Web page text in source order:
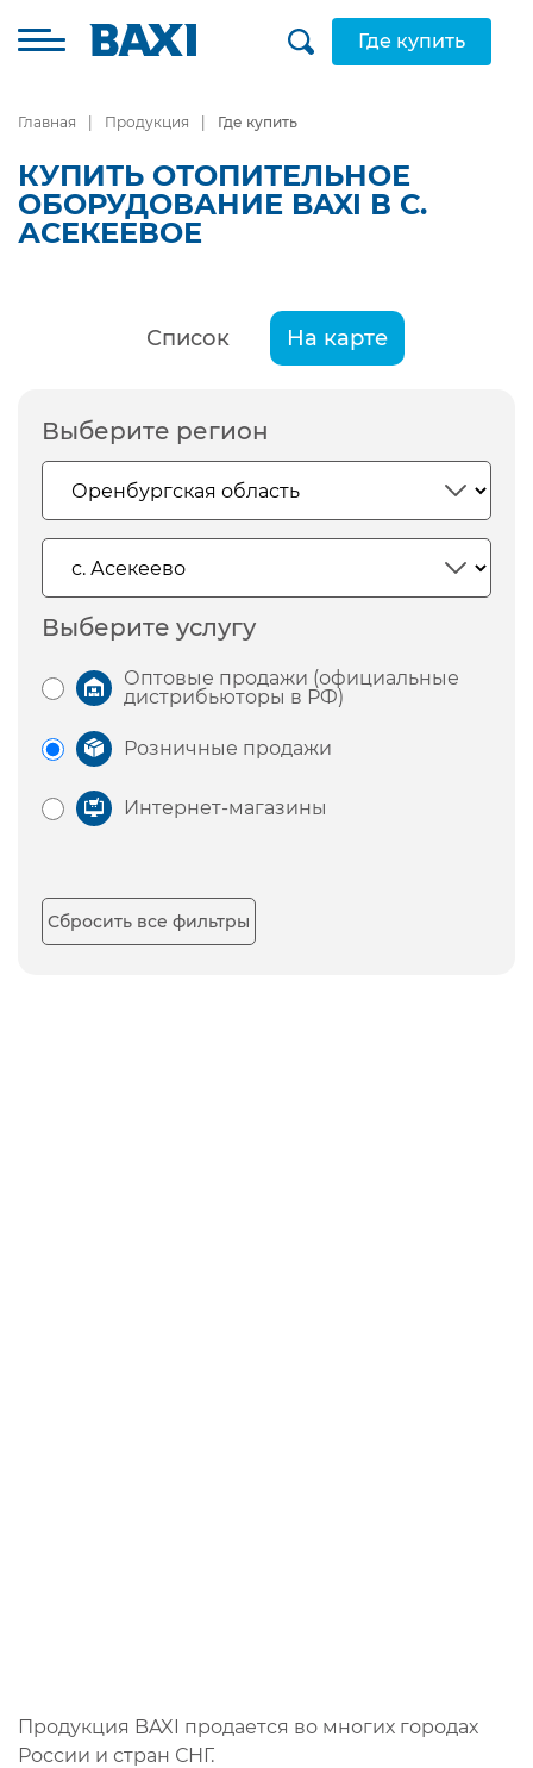
Где купить
Главная Продукция Где купить
КУПИТЬ ОТОПИТЕЛЬНОЕ
ОБОРУДОВАНИЕ BAXI В С.
АСЕКЕЕВОЕ
Список На карте
Выберите регион
Выберите услугу
Оптовые продажи (официальные
дистрибьюторы в РФ)
Розничные продажи
Интернет-магазины
Сбросить все фильтры
Продукция BAXI продается во многих городах
России и стран СНГ.